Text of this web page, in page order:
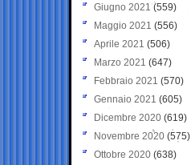
Giugno 2021(559)
Maggio 2021 (556)
Aprile 2021 (506)
Marzo 2021 (647)
Febbraio 2021 (570)
Gennaio 2021 (605)
Dicembre 2020 (619)
Novembre 2020 (575)
Ottobre 2020 (638)